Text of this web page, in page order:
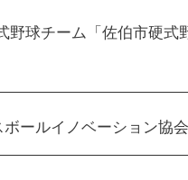
球チーム「佐伯市硬式
ールイノベーション協会